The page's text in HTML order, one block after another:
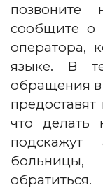
позвоните
сообщите о
оператора,
языке. В
обращения в
что делать